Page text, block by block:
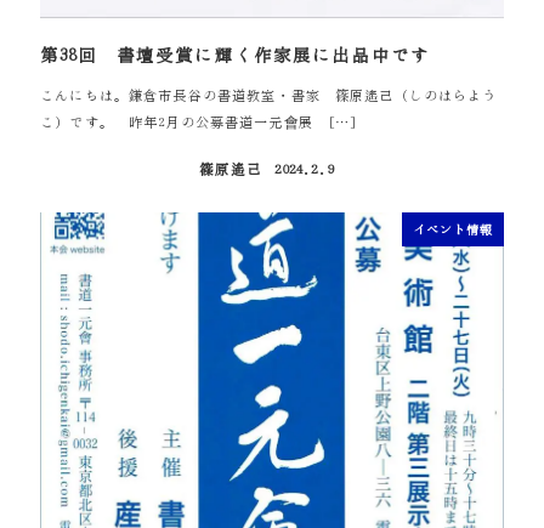
第38回 書壇受賞に輝く作家展に出品中です
こんにちは。鎌倉市長谷の書道教室・書家 篠原遙己（しのはらよう
こ）です。 昨年2月の公募書道一元會展 […]
篠原遙己
2024.2.9
イベント情報